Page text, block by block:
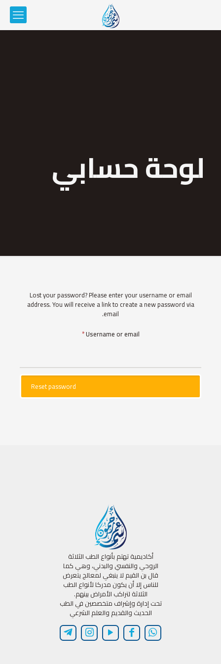
لوحة حسابي
Lost your password? Please enter your username or email
address. You will receive a link to create a new password via
email.
Username or email
*
Required
Reset password
أكاديمية تهتم بأنواع الطب الثلاثة
الروحي والنفسي والبدني، وهي كما
قال بن القيم لا ينبغي لمعالج يتعرض
للناس إلا أن يكون مدركا لأنواع الطب
الثلاثة لتراكب الأمراض بينهم.
تحت إدارة وإشراف متخصصين في الطب
الحديث والقديم والعلم الشرعي